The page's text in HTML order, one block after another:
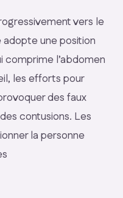
vers le
adopte une position
comprime l’abdomen
les efforts pour
des faux
contusions. Les
la personne